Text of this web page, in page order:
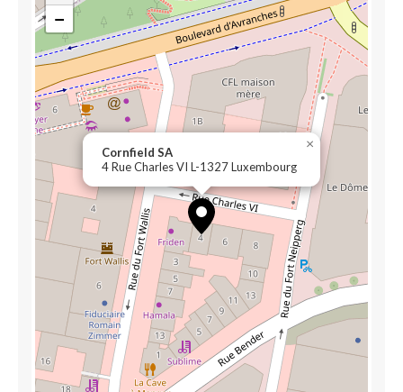
Cornfield SA
4 Rue Charles VI L-1327 Luxembourg
×
−